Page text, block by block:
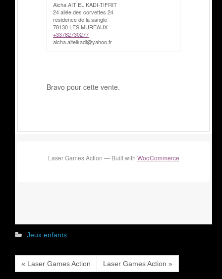
Aicha AIT EL KADI-TIFRIT
24 allée des corvettes 24
residence de la sangle
78130 LES MUREAUX
+33782730277
aicha.aitelkadi@yahoo.fr
Bravo pour cette vente.
Laser Games Action — Built with WooCommerce
Jeux enfants
« Laser Games Action Laser Games Action »